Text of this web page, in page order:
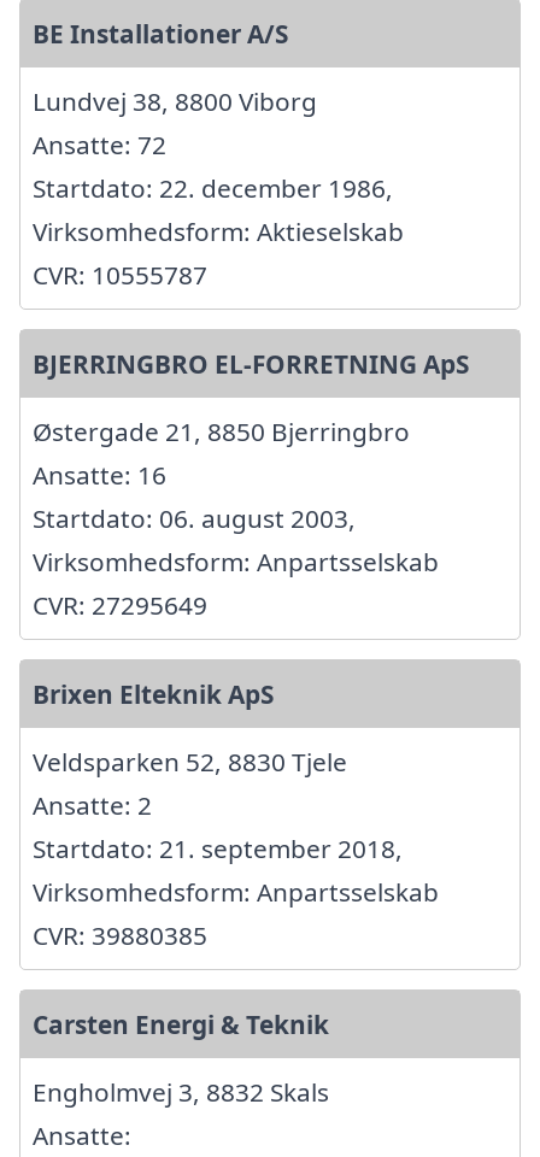
BE Installationer A/S
Lundvej 38, 8800 Viborg
Ansatte: 72
Startdato: 22. december 1986,
Virksomhedsform: Aktieselskab
CVR: 10555787
BJERRINGBRO EL-FORRETNING ApS
Østergade 21, 8850 Bjerringbro
Ansatte: 16
Startdato: 06. august 2003,
Virksomhedsform: Anpartsselskab
CVR: 27295649
Brixen Elteknik ApS
Veldsparken 52, 8830 Tjele
Ansatte: 2
Startdato: 21. september 2018,
Virksomhedsform: Anpartsselskab
CVR: 39880385
Carsten Energi & Teknik
Engholmvej 3, 8832 Skals
Ansatte: